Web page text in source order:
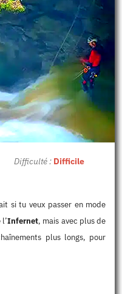
Difficulté : Difficile
si tu veux passer en mode
Infernet, mais avec plus de
plus longs, pour